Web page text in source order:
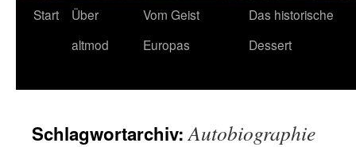
Start
Über
altmod
Vom Geist
Europas
Das historische
Dessert
Schlagwortarchiv:Autobiographie